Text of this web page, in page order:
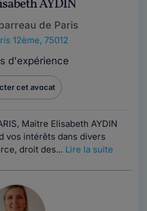
AYDIN
de Paris
12ème, 75012
d'expérience
cet avocat
Maitre Elisabeth AYDIN
vos intérêts dans divers
droit des... Lire la suite